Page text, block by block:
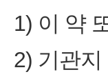
1) 이 약
2) 기관